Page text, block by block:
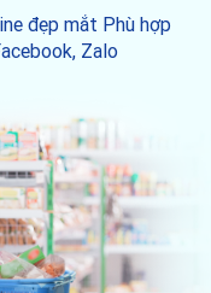
đẹp mắt Phù hợp
Zalo